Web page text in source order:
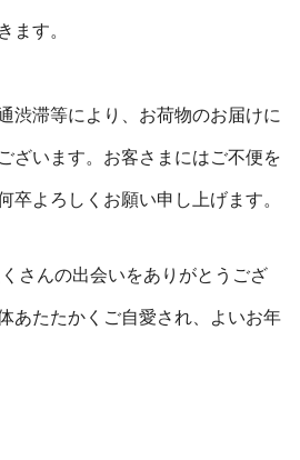
ます。
渋滞等により、お荷物のお届けに
ざいます。 お客さまにはご不便を
卒よろしくお願い申し上げます。
さんの出会いをありがとうござ
あたたかくご自愛され、よいお年